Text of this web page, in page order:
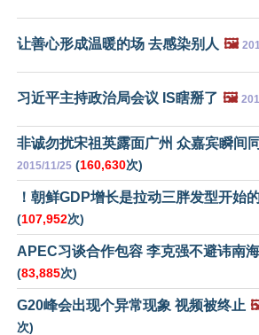
让善心形成温暖的场 去感染别人 🖼️
习近平主持政治局会议 IS瞎掰了 🖼️
非诚勿扰宋祖英露面广州 众嘉宾瞬间
2015/11/25 (160,630次)
！朝鲜GDP增长是拉动三胖发型开始
(107,952次)
APEC习谈合作包容 李克强不避讳南
(83,885次)
G20峰会出现个异常现象 视频被终止
次)